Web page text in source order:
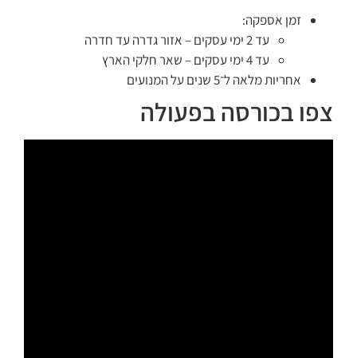
זמן אספקה:
עד 2 ימי עסקים – אזור גדרה עד חדרה
עד 4 ימי עסקים – שאר חלקי הארץ
אחריות מלאה ל־5 שנים על המנועים
צפו בכורסה בפעולה